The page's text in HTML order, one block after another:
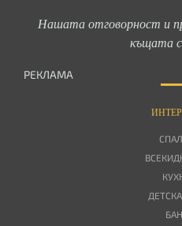
Нашата отговорност и
къщата
РЕКЛАМА